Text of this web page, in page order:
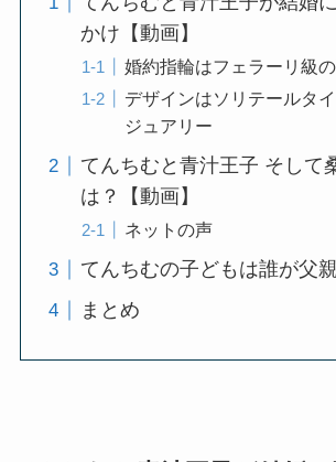
かけ【動画】
婚約指輪はフェラーリ級
デザインはソリテールタ
ジュアリー
てんちむと青汁王子 そして
は？【動画】
ネットの声
てんちむの子どもは誰が父
まとめ